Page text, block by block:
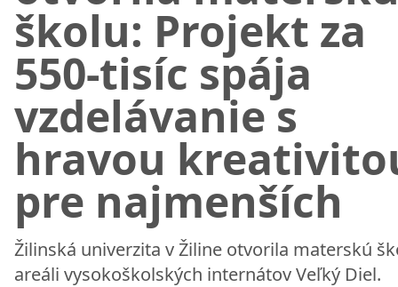
školu: Projekt za
550-tisíc spája
vzdelávanie s
hravou
pre najmenších
Žilinská univerzita v Žiline otvorila materskú
areáli vysokoškolských internátov Veľký Diel.